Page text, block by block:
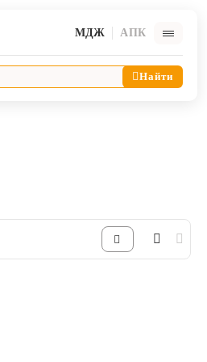
МДЖ АПК
Найти